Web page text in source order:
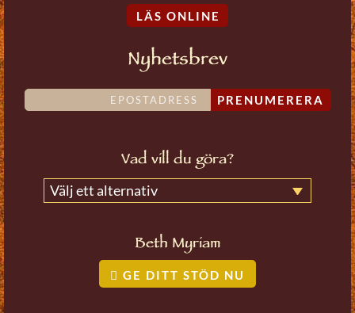
LÄS ONLINE
Nyhetsbrev
PRENUMERERA
Vad vill du göra?
Välj ett alternativ
Beth Myriam
GE DITT STÖD NU